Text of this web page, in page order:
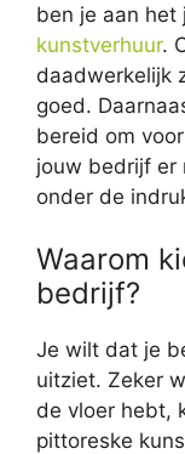
ben je aan het
kunstverhuur.
daadwerkelijk
goed.
bereid om
jouw bedrijf er
onder de
Waarom
bedrijf?
Je wilt dat je
uitziet. Zeker
de vloer hebt,
pittoreske